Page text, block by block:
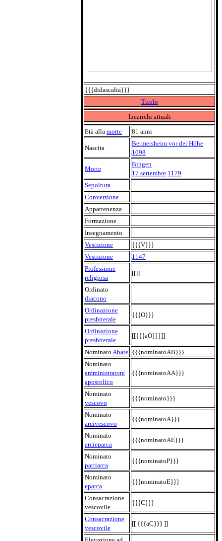
{{{didascalia}}}
Titolo
Incarichi attuali
Età alla morte 81 anni
Nascita
Bermersheim vor der Höhe
1098
Morte
Bingen
17 settembre 1179
Sepoltura
Conversione
Appartenenza
Formazione
Insegnamento
Vestizione
{{{V}}}
Vestizione
1147
Professione
religiosa
[[]]
Ordinato
diacono
Ordinazione
presbiterale
{{{O}}}
Ordinazione
presbiterale
[[{{{aO}}}]]
Nominato Abate {{{nominatoAB}}}
Nominato
amministratore
apostolico
{{{nominatoAA}}}
Nominato
vescovo
{{{nominato}}}
Nominato
arcivescovo
{{{nominatoA}}}
Nominato
arcieparca
{{{nominatoAE}}}
Nominato
patriarca
{{{nominatoP}}}
Nominato
eparca
{{{nominatoE}}}
Consacrazione
vescovile
{{{C}}}
Consacrazione
vescovile
[[ {{{aC}}} ]]